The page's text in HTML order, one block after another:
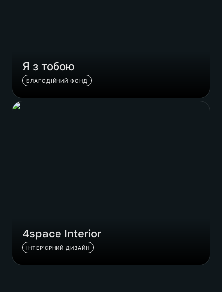
Я з тобою
БЛАГОДІЙНИЙ ФОНД
4space Interior
4space Interior
ІНТЕР’ЄРНИЙ ДИЗАЙН